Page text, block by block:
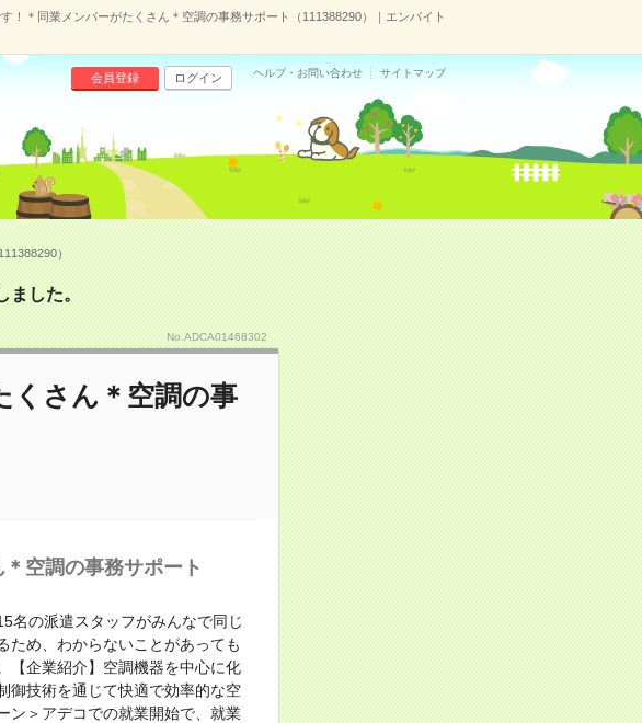
！＊同業メンバーがたくさん＊空調の事務サポート（111388290）｜エンバイト
会員登録 ログイン ヘルプ・お問い合わせ サイトマップ
）
ました。
No.ADCA01468302
くさん＊空調の事
空調の事務サポート
名の派遣スタッフがみんなで同じ
ため、わからないことがあっても
【企業紹介】空調機器を中心に化
御技術を通じて快適で効率的な空
ン＞アデコでの就業開始で、就業